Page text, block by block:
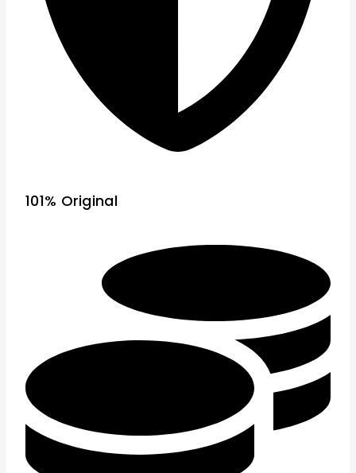
101% Original